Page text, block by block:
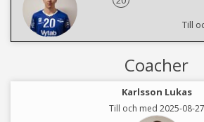
Till
Coacher
Karlsson Lukas
Till och med 2025-08-27